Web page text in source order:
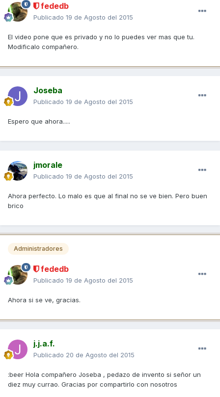
fededb
Publicado 19 de Agosto del 2015
El video pone que es privado y no lo puedes ver mas que tu.
Modificalo compañero.
Joseba
Publicado 19 de Agosto del 2015
Espero que ahora.....
jmorale
Publicado 19 de Agosto del 2015
Ahora perfecto. Lo malo es que al final no se ve bien. Pero buen
brico
Administradores
fededb
Publicado 19 de Agosto del 2015
Ahora si se ve, gracias.
j.j.a.f.
Publicado 20 de Agosto del 2015
:beer Hola compañero Joseba , pedazo de invento si señor un
diez muy currao. Gracias por compartirlo con nosotros